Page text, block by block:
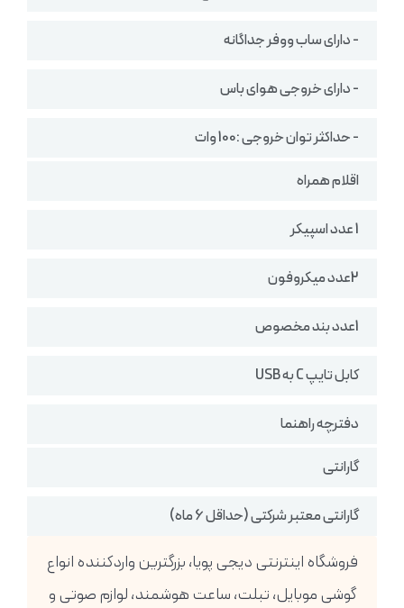
- دارای ساب ووفر جداگانه
- دارای خروجی هوای باس
- حداکثر توان خروجی :100 وات
اقلام همراه
1 عدد اسپیکر
2عدد میکروفون
1عدد بند مخصوص
کابل تایپ C به USB
دفترچه راهنما
گارانتی
گارانتی معتبر شرکتی (حداقل 6 ماه)
فروشگاه اینترنتی دیجی پویا، بزرگترین واردکننده انواع
گوشی موبایل، تبلت، ساعت هوشمند، لوازم صوتی و